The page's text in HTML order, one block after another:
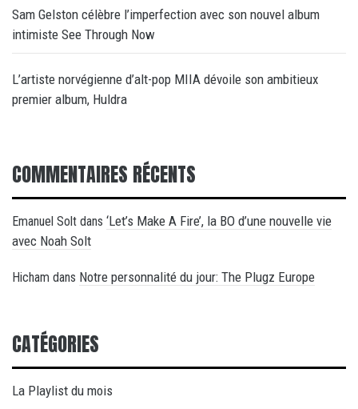
Sam Gelston célèbre l’imperfection avec son nouvel album
intimiste See Through Now
L’artiste norvégienne d’alt-pop MIIA dévoile son ambitieux
premier album, Huldra
COMMENTAIRES RÉCENTS
Emanuel Solt dans ‘Let’s Make A Fire’, la BO d’une nouvelle vie
avec Noah Solt
Hicham dans Notre personnalité du jour: The Plugz Europe
CATÉGORIES
La Playlist du mois